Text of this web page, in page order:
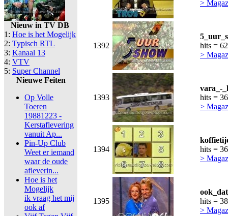
Nieuw in TV DB
1: Hoe is het Mogelijk
2: Typisch RTL
3: Kanaal 13
4: VTV
5: Super Channel
Nieuwe Feiten
Op Volle
Toeren
19881223 -
Kerstaflevering
vanuit Ap...
Pin-Up Club
Weet er iemand
waar de oude
afleverin...
Hoe is het
Mogelijk
ik vraag het mij
ook af
>
1392
hits =
>
1393
vara_-
hits =
>
1394
hits =
>
1395
hits =
>